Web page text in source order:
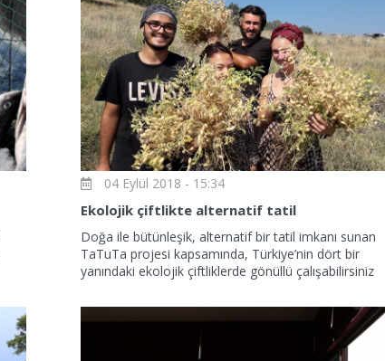
04 Eylül 2018 - 15:34
Ekolojik çiftlikte alternatif tatil
Doğa ile bütünleşik, alternatif bir tatil imkanı sunan
TaTuTa projesi kapsamında, Türkiye’nin dört bir
yanındaki ekolojik çiftliklerde gönüllü çalışabilirsiniz